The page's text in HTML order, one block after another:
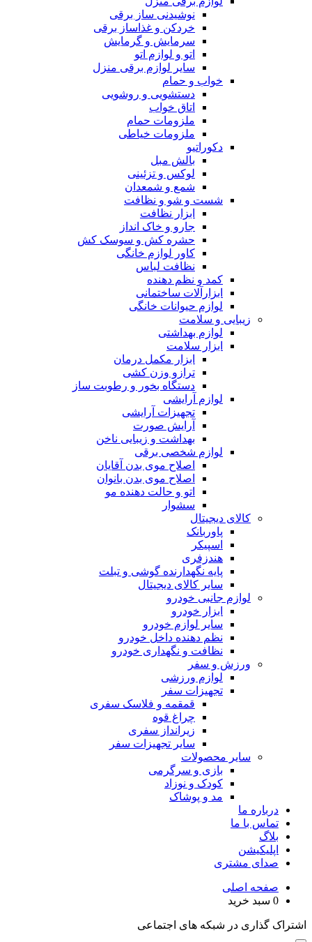
نوشیدنی ساز برقی
خردکن و غذاساز برقی
سرمایش و گرمایش
اتو و لوازم اتو
سایر لوازم برقی منزل
خواب و حمام
دستشویی و روشویی
اتاق خواب
ملزومات حمام
ملزومات خیاطی
دکوراتیو
بالش مبل
لوکس و تزئینی
شمع و شمعدان
شست و شو و نظافت
ابزار نظافت
جارو و خاک انداز
حشره کش و سوسک کش
کاور لوازم خانگی
نظافت لباس
کمد و نظم دهنده
ابزارآلات ساختمانی
لوازم حیوانات خانگی
زیبایی و سلامت
لوازم بهداشتی
ابزار سلامت
ابزار مکمل درمان
ترازو وزن کشی
دستگاه بخور و رطوبت ساز
لوازم آرایشی
تجهیزات آرایشی
آرایش صورت
بهداشت و زیبایی ناخن
لوازم شخصی برقی
اصلاح موی بدن آقایان
اصلاح موی بدن بانوان
اتو و حالت دهنده مو
سشوار
کالای دیجیتال
پاوربانک
اسپیکر
هندزفری
پایه نگهدارنده گوشی و تبلت
سایر کالای دیجیتال
لوازم جانبی خودرو
ابزار خودرو
سایر لوازم خودرو
نظم دهنده داخل خودرو
نظافت و نگهداری خودرو
ورزش و سفر
لوازم ورزشی
تجهیزات سفر
قمقمه و فلاسک سفری
چراغ قوه
زیرانداز سفری
سایر تجهیزات سفر
سایر محصولات
بازی و سرگرمی
کودک و نوزاد
مد و پوشاک
ما
با ما
مشتری
اصلی
سبد خرید
در شبکه های اجتماعی